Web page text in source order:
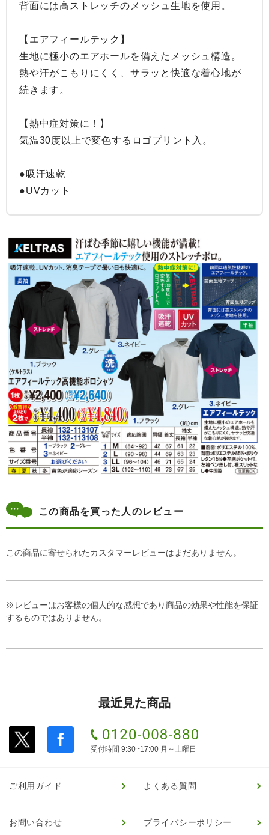
背面には高ストレッチのメッシュ生地を使用。
【エアフィールテック】
生地に極小のエアホールを備えたメッシュ構造。
熱や汗がこもりにくく、サラッと快適な着心地が
続きます。
【熱中症対策に！】
気温30度以上で変色するロゴプリント入。
●吸汗速乾
●UVカット
この商品を買った人のレビュー
この商品に寄せられたカスタマーレビューはまだありません。
※レビューはお客様の個人的な感想であり商品の効果や性能を保証
するものではありません。
最近見た商品
受付時間 9:30~17:00 月～土曜日
ご利用ガイド よくある質問
お問い合わせ プライバシーポリシー